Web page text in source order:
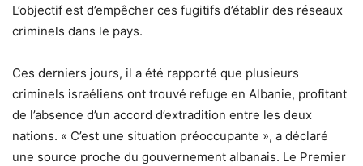
L’objectif est d’empêcher ces fugitifs d’établir des réseaux
criminels dans le pays.
Ces derniers jours, il a été rapporté que plusieurs
criminels israéliens ont trouvé refuge en Albanie, profitant
de l’absence d’un accord d’extradition entre les deux
nations. « C’est une situation préoccupante », a déclaré
une source proche du gouvernement albanais. Le Premier